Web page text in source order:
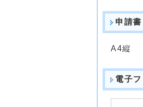
申請
A4縦
電子